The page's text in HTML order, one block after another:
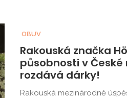
OBUV
Rakouská značka
působnosti v
rozdává dárky!
Rakouská mezinárodně